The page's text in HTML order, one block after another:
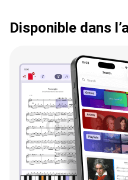
Disponible dans